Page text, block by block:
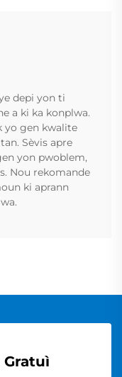
depi yon ti
a ki ka konplwa.
yo gen kwalite
Sèvis apre
yon pwoblem,
Nou rekomande
ki aprann